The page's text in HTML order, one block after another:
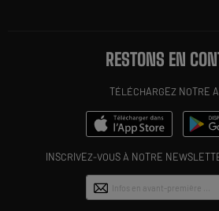
RESTONS EN
TÉLÉCHARGEZ NOTRE
INSCRIVEZ-VOUS À NOTRE